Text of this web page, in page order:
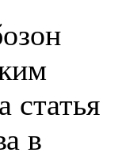
статья
в